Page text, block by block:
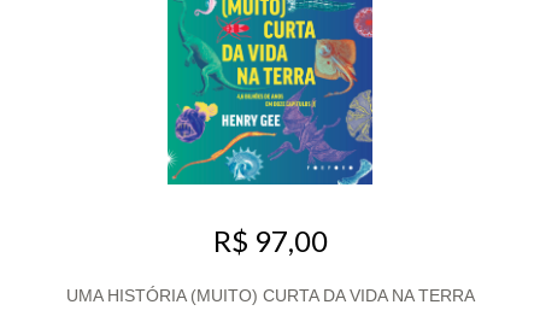
R$ 97,00
UMA HISTÓRIA (MUITO) CURTA DA VIDA NA TERRA